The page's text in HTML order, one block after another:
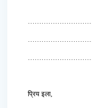
प्रिय इला,